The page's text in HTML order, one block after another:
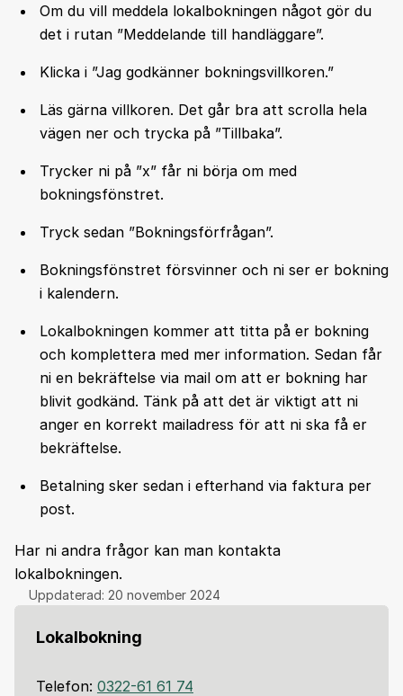
Om du vill meddela lokalbokningen något gör du
det i rutan ”Meddelande till handläggare”.
Klicka i ”Jag godkänner bokningsvillkoren.”
Läs gärna villkoren. Det går bra att scrolla hela
vägen ner och trycka på ”Tillbaka”.
Trycker ni på ”x” får ni börja om med
bokningsfönstret.
Tryck sedan ”Bokningsförfrågan”.
Bokningsfönstret försvinner och ni ser er bokning
i kalendern.
Lokalbokningen kommer att titta på er bokning
och komplettera med mer information. Sedan får
ni en bekräftelse via mail om att er bokning har
blivit godkänd. Tänk på att det är viktigt att ni
anger en korrekt mailadress för att ni ska få er
bekräftelse.
Betalning sker sedan i efterhand via faktura per
post.
Har ni andra frågor kan man kontakta
lokalbokningen.
Uppdaterad: 20 november 2024
Lokalbokning
Telefon: 0322-61 61 74